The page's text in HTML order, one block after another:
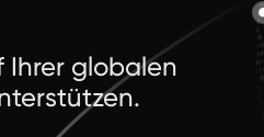
Ihrer globalen